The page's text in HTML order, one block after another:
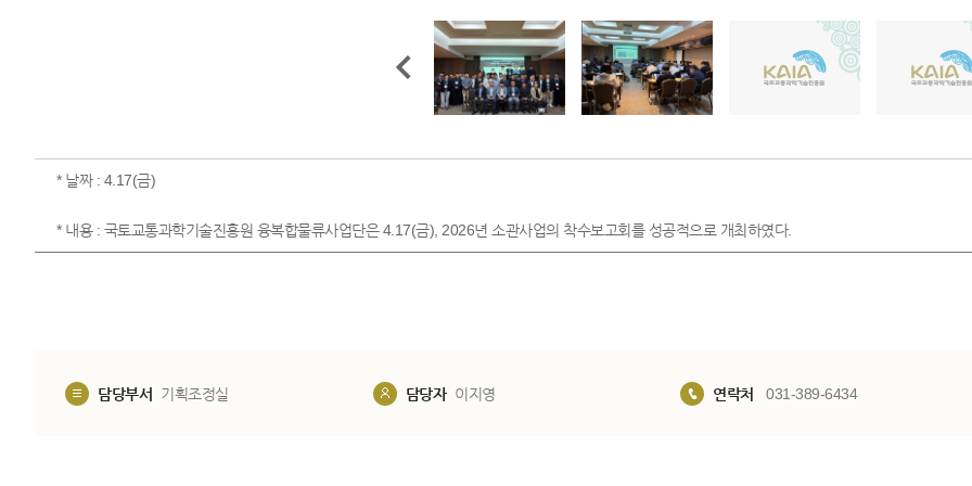
* 날짜 : 4.17(금)
* 내용 : 국토교통과학기술진흥원 융복합물류사업단은 4.17(금), 2026년 소관사업의 착수보고회를 성공적으로 개최하였다.
담당부서 기획조정실 담당자 이지영 연락처 031-389-6434